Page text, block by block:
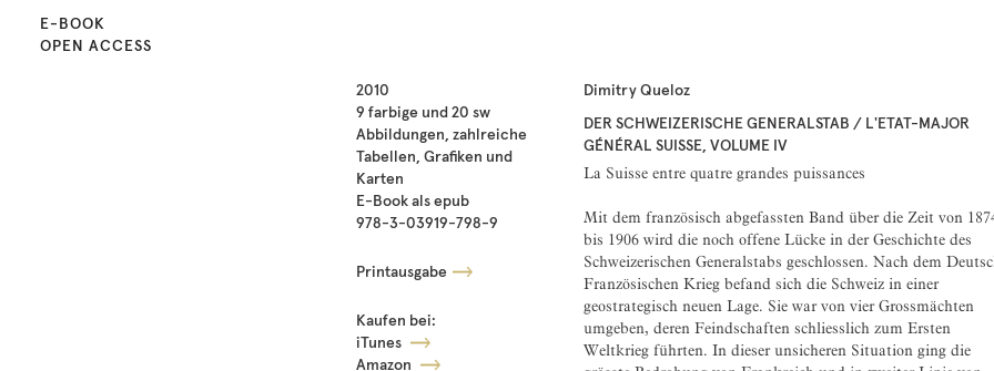
E-BOOK
OPEN ACCESS
2010
9 farbige und 20 sw
Abbildungen, zahlreiche
Tabellen, Grafiken und
Karten
E-Book als epub
978-3-03919-798-9
Printausgabe
Kaufen bei:
iTunes
Amazon
Dimitry Queloz
DER SCHWEIZERISCHE GENERALSTAB / L'ETAT-MAJOR
GÉNÉRAL SUISSE, VOLUME IV
La Suisse entre quatre grandes puissances
Mit dem französisch abgefassten Band über die Zeit von
bis 1906 wird die noch offene Lücke in der Geschichte des
Schweizerischen Generalstabs geschlossen. Nach dem
Französischen Krieg befand sich die Schweiz in einer
geostrategisch neuen Lage. Sie war von vier Grossmächten
umgeben, deren Feindschaften schliesslich zum Ersten
Weltkrieg führten. In dieser unsicheren Situation ging die